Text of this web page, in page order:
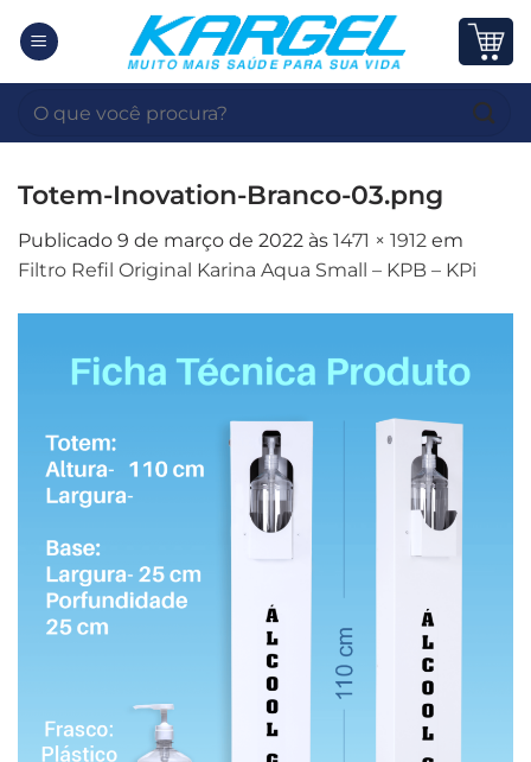
Pesquisar
Totem-Inovation-Branco-03.png
Publicado 9 de março de 2022 às 1471 × 1912 em
Filtro Refil Original Karina Aqua Small – KPB – KPi